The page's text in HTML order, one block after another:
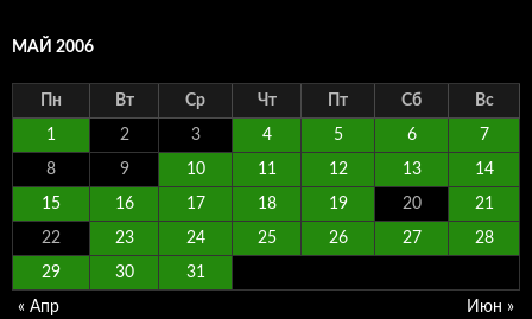
МАЙ 2006
Пн Вт Ср Чт Пт Сб Вс
1 2 3 4 5 6 7
8 9 10 11 12 13 14
15 16 17 18 19 20 21
22 23 24 25 26 27 28
29 30 31
« Апр Июн »